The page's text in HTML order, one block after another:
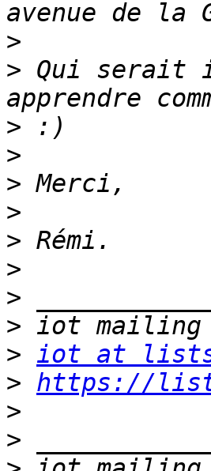
>
> Qui serait
>
>
>
>
>
>
>
>
> iot at
> https://
>
>